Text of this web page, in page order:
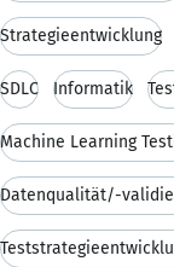
Strategieentwicklung
SDLC Informatik
Machine Learning
Datenqualität/-